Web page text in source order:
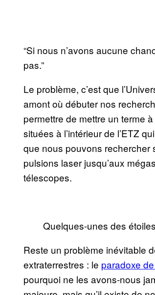
“Si nous n’avons aucune
pas.”
Le problème, c’est que
amont où débuter nos
permettre de mettre un terme
situées à l’intérieur de l’ETZ
que nous pouvons rechercher
pulsions laser jusqu’aux
télescopes.
Quelques-unes des
Reste un problème inévitable
extraterrestres : le paradoxe
pourquoi ne les avons-nous